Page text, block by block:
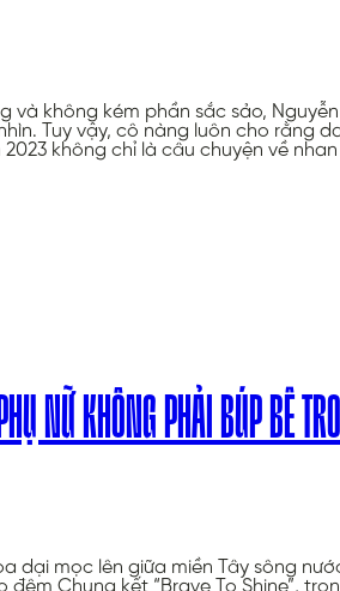
và không kém phần sắc sảo,
Tuy vậy, cô nàng luôn cho rằng
không chỉ là câu chuyện về
NỮ KHÔNG PHẢI BÚP BÊ
dại mọc lên giữa miền Tây sông
Chung kết “Brave To Shine”,